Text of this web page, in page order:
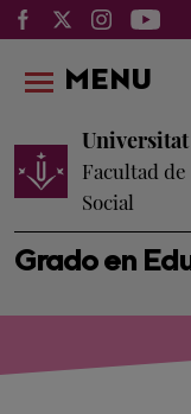
Grado en
Facultad
Social
MENU